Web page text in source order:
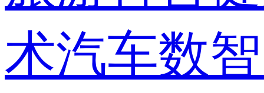
术汽车数智